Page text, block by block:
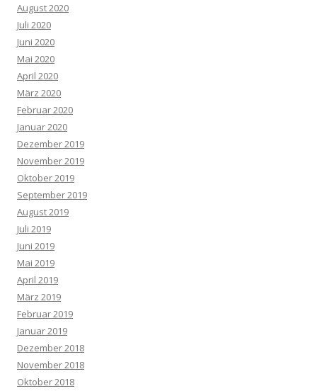
August 2020
Juli 2020
Juni 2020
Mai 2020
April 2020
März 2020
Februar 2020
Januar 2020
Dezember 2019
November 2019
Oktober 2019
September 2019
August 2019
Juli 2019
Juni 2019
Mai 2019
April 2019
März 2019
Februar 2019
Januar 2019
Dezember 2018
November 2018
Oktober 2018